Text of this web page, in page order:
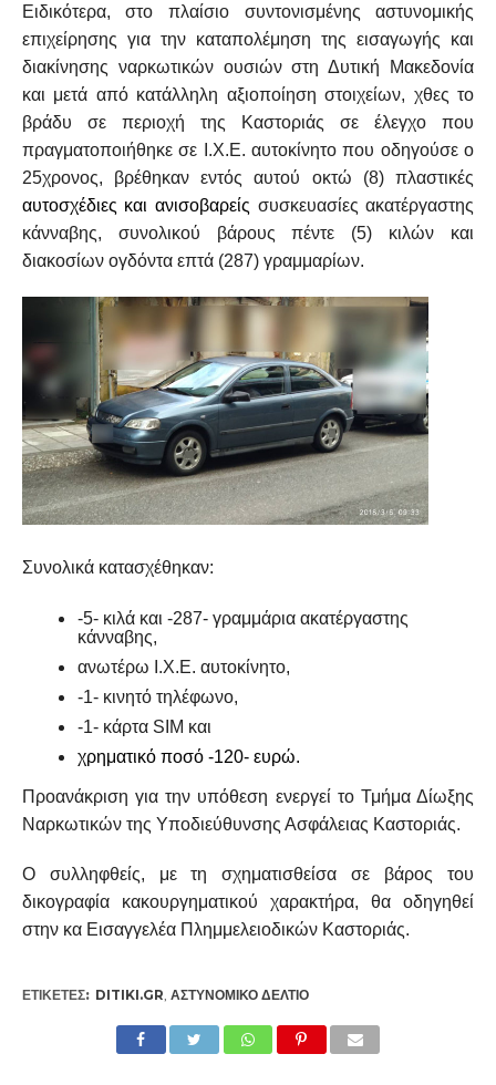
Ειδικότερα, στο πλαίσιο συντονισμένης αστυνομικής
επιχείρησης για την καταπολέμηση της εισαγωγής και
διακίνησης ναρκωτικών ουσιών στη Δυτική Μακεδονία
και μετά από κατάλληλη αξιοποίηση στοιχείων, χθες το
βράδυ σε περιοχή της Καστοριάς σε έλεγχο που
πραγματοποιήθηκε σε Ι.Χ.Ε. αυτοκίνητο που οδηγούσε ο
25χρονος, βρέθηκαν εντός αυτού οκτώ (8) πλαστικές
αυτοσχέδιες και ανισοβαρείς συσκευασίες ακατέργαστης
κάνναβης, συνολικού βάρους πέντε (5) κιλών και
διακοσίων ογδόντα επτά (287) γραμμαρίων.
Συνολικά κατασχέθηκαν:
-5- κιλά και -287- γραμμάρια ακατέργαστης
κάνναβης,
ανωτέρω Ι.Χ.Ε. αυτοκίνητο,
-1- κινητό τηλέφωνο,
-1- κάρτα SIM και
χρηματικό ποσό -120- ευρώ.
Προανάκριση για την υπόθεση ενεργεί το Τμήμα Δίωξης
Ναρκωτικών της Υποδιεύθυνσης Ασφάλειας Καστοριάς.
Ο συλληφθείς, με τη σχηματισθείσα σε βάρος του
δικογραφία κακουργηματικού χαρακτήρα, θα οδηγηθεί
στην κα Εισαγγελέα Πλημμελειοδικών Καστοριάς.
ΕΤΙΚΕΤΕΣ: DITIKI.GR, ΑΣΤΥΝΟΜΙΚΌ ΔΕΛΤΊΟ